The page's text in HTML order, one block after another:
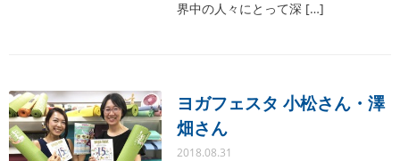
界中の人々にとって深 […]
ヨガフェスタ 小松さん・澤
畑さん
2018.08.31